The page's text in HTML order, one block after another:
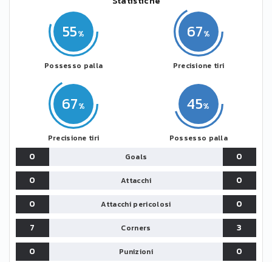
55
Possesso palla
67
Precisione tiri
45
Possesso palla
67
Precisione tiri
0 Goals
0
0
Attacchi
0
0
Attacchi pericolosi
0
7
Corners
3
0
Punizioni 0